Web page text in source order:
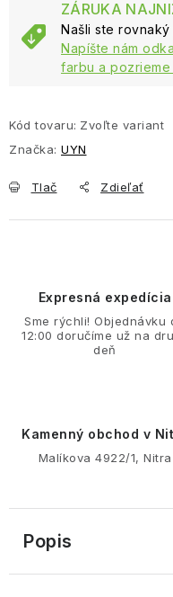
ZÁRUKA
Našli ste
Napíšte nám
farbu a pozrieme
Kód tovaru: Zvoľte variant
Značka: UYN
Tlač Zdieľať
Expresná expedícia
Sme rýchli! Objednávku
12:00 doručíme už na
deň
Kamenný obchod v
Malíkova 4922/1, Nitra
Popis